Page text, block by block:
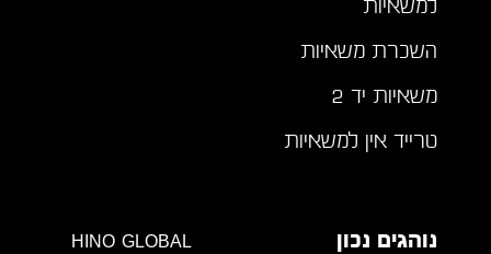
השכרת משאיות
משאיות יד 2
טרייד אין למשאיות
נוהגים נכון hino global